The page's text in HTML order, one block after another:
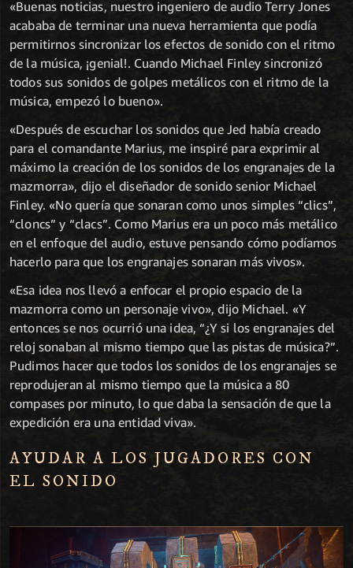
«Buenas noticias, nuestro ingeniero de audio Terry Jones
acababa de terminar una nueva herramienta que podía
permitirnos sincronizar los efectos de sonido con el ritmo
de la música, ¡genial!. Cuando Michael Finley sincronizó
todos sus sonidos de golpes metálicos con el ritmo de la
música, empezó lo bueno».
«Después de escuchar los sonidos que Jed había creado
para el comandante Marius, me inspiré para exprimir al
máximo la creación de los sonidos de los engranajes de la
mazmorra», dijo el diseñador de sonido senior Michael
Finley. «No quería que sonaran como unos simples “clics”,
“cloncs” y “clacs”. Como Marius era un poco más metálico
en el enfoque del audio, estuve pensando cómo podíamos
hacerlo para que los engranajes sonaran más vivos».
«Esa idea nos llevó a enfocar el propio espacio de la
mazmorra como un personaje vivo», dijo Michael. «Y
entonces se nos ocurrió una idea, “¿Y si los engranajes del
reloj sonaban al mismo tiempo que las pistas de música?”.
Pudimos hacer que todos los sonidos de los engranajes se
reprodujeran al mismo tiempo que la música a 80
compases por minuto, lo que daba la sensación de que la
expedición era una entidad viva».
AYUDAR A LOS JUGADORES CON
EL SONIDO